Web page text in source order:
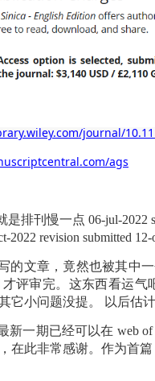
journal/
ags
是排刊慢一点 06-jul-2022
2022 revision submitted 12-
的文章，竟然也被其中
才评审完。这东西看运气
它小问题没提。
以后估
新一期已经可以在 web of
在此非常感谢。作为首篇